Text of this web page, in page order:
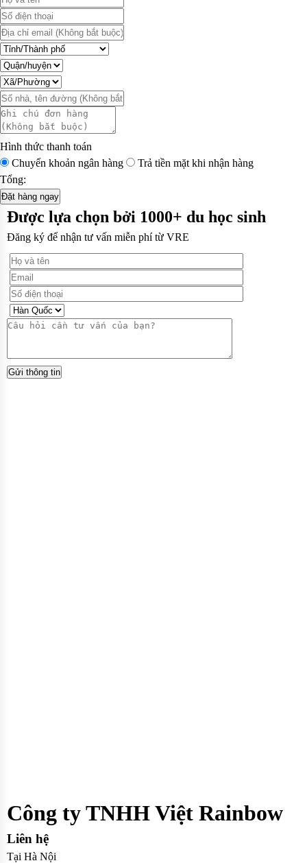
Hình thức thanh toán
Chuyển khoản ngân hàng
Trả tiền mặt khi nhận hàng
Tổng:
Đặt hàng ngay
Được lựa chọn bởi 1000+ du học sinh
Đăng ký để nhận tư vấn miễn phí từ VRE
Công ty TNHH Việt Rainbow
Liên hệ
Tại Hà Nội